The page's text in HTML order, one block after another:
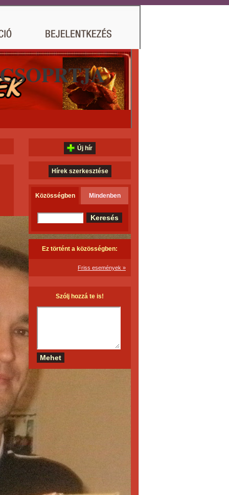
Új hír
Hírek szerkesztése
Közösségben Mindenben
Ez történt a közösségben:
Friss események »
Szólj hozzá te is!